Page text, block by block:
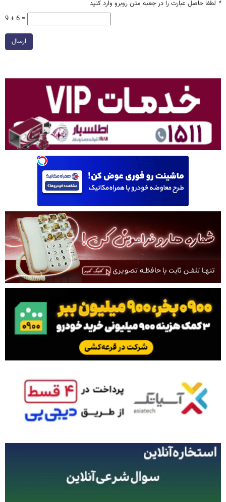
* لطفا حاصل عبارت را در جعبه متن روبرو وارد کنید
9 + 6 =
ارسال